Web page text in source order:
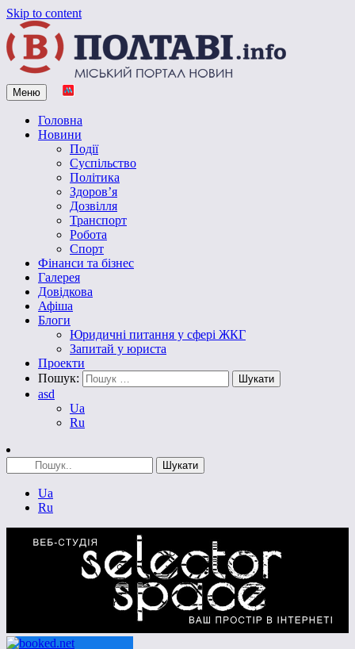
Skip to content
Vpoltave.info
Полтавський портал новин
Меню
Головна
Новини
Події
Суспільство
Політика
Здоров’я
Дозвілля
Транспорт
Робота
Спорт
Фінанси та бізнес
Галерея
Довідкова
Афіша
Блоги
Юридичні питання у сфері ЖКГ
Запитай у юриста
Проекти
Пошук:
asd
Ua
Ru
Ua
Ru